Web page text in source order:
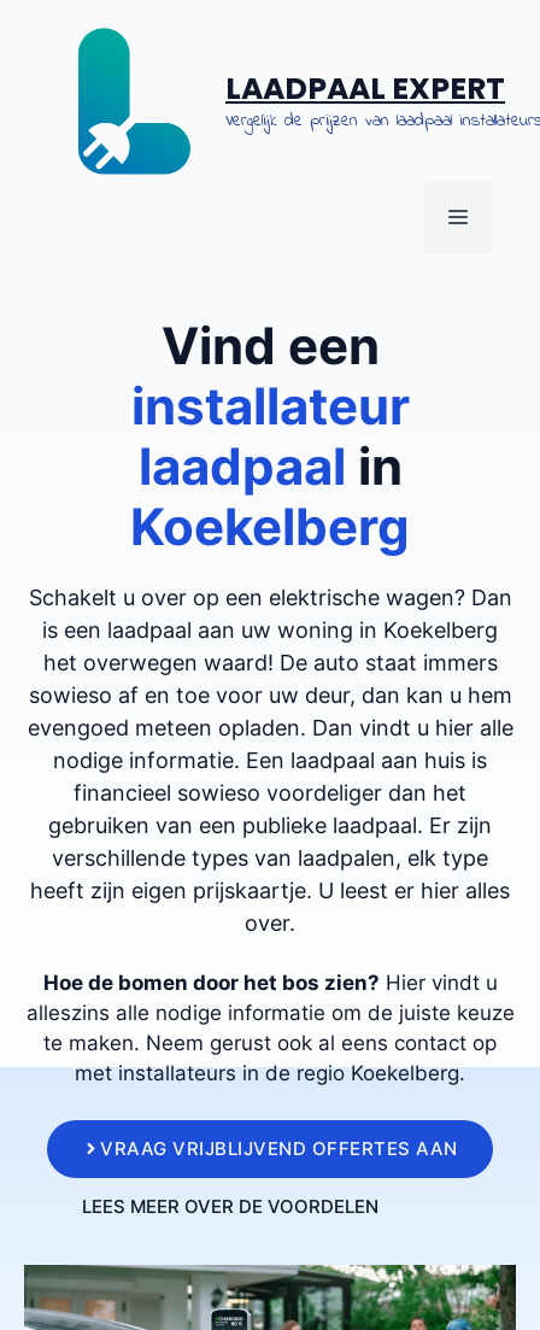
LAADPAAL EXPERT
Vergelijk de prijzen van laadpaal
MENU
Vind een
installateur
laadpaal in
Koekelberg
Schakelt u over op een elektrische wagen? Dan
is een laadpaal aan uw woning in Koekelberg
het overwegen waard! De auto staat immers
sowieso af en toe voor uw deur, dan kan u hem
evengoed meteen opladen. Dan vindt u hier alle
nodige informatie. Een laadpaal aan huis is
financieel sowieso voordeliger dan het
gebruiken van een publieke laadpaal. Er zijn
verschillende types van laadpalen, elk type
heeft zijn eigen prijskaartje. U leest er hier alles
over.
Hoe de bomen door het bos zien? Hier vindt u
alleszins alle nodige informatie om de juiste keuze
te maken. Neem gerust ook al eens contact op
met installateurs in de regio Koekelberg.
VRAAG VRIJBLIJVEND OFFERTES AAN
LEES MEER OVER DE VOORDELEN